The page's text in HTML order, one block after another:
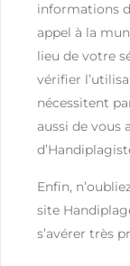
informations
appel à la
lieu de votre
vérifier
nécessitent
aussi de vous
Enfin,
site
s’avérer très